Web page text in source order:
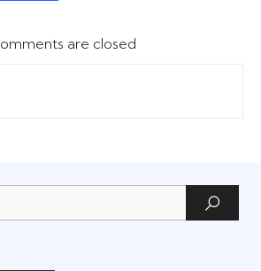
are closed